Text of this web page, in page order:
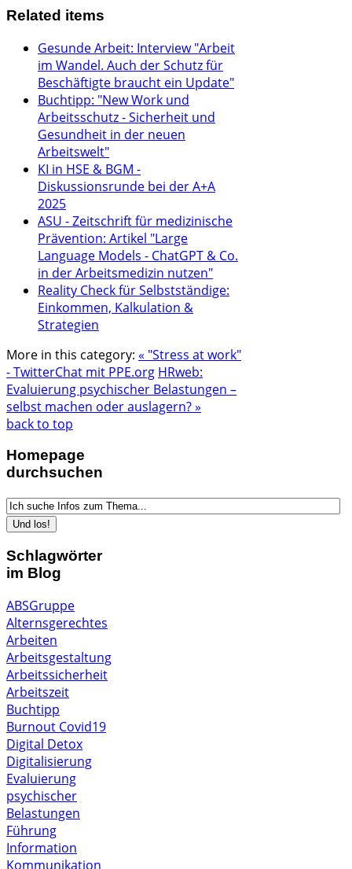
Related items
Gesunde Arbeit: Interview "Arbeit
im Wandel. Auch der Schutz für
Beschäftigte braucht ein Update"
Buchtipp: "New Work und
Arbeitsschutz - Sicherheit und
Gesundheit in der neuen
Arbeitswelt"
KI in HSE & BGM -
Diskussionsrunde bei der A+A
2025
ASU - Zeitschrift für medizinische
Prävention: Artikel "Large
Language Models - ChatGPT & Co.
in der Arbeitsmedizin nutzen"
Reality Check für Selbstständige:
Einkommen, Kalkulation &
Strategien
More in this category: « "Stress at work"
- TwitterChat mit PPE.org HRweb:
Evaluierung psychischer Belastungen –
selbst machen oder auslagern? »
back to top
Homepage
durchsuchen
Schlagwörter
im Blog
ABSGruppe
Alternsgerechtes
Arbeiten
Arbeitsgestaltung
Arbeitssicherheit
Arbeitszeit
Buchtipp
Burnout Covid19
Digital Detox
Digitalisierung
Evaluierung
psychischer
Belastungen
Führung
Information
Kommunikation